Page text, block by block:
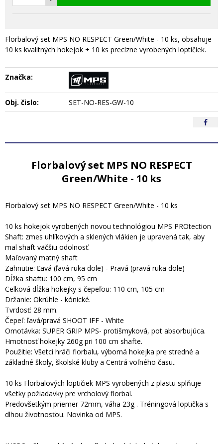
Florbalový set MPS NO RESPECT Green/White - 10 ks, obsahuje
10 ks kvalitných hokejok + 10 ks precízne vyrobených loptičiek.
Značka:
Obj. čislo: SET-NO-RES-GW-10
Florbalový set MPS NO RESPECT
Green/White - 10 ks
Florbalový set MPS NO RESPECT Green/White - 10 ks
10 ks hokejok vyrobených novou technológiou MPS PROtection
Shaft: zmes uhlíkových a sklených vlákien je upravená tak, aby
mal shaft väčšiu odolnosť.
Maľovaný matný shaft
Zahnutie: Ľavá (ľavá ruka dole) - Pravá (pravá ruka dole)
Dĺžka shaftu: 100 cm, 95 cm
Celková dĺžka hokejky s čepeľou: 110 cm, 105 cm
Držanie: Okrúhle - kónické.
Tvrdosť: 28 mm.
Čepeľ: ľavá/pravá SHOOT IFF - White
Omotávka: SUPER GRIP MPS- protišmyková, pot absorbujúca.
Hmotnosť hokejky 260g pri 100 cm shafte.
Použitie: Všetci hráči florbalu, výborná hokejka pre stredné a
základné školy, školské kluby a Centrá voľného času..
10 ks Florbalových loptičiek MPS vyrobených z plastu splňuje
všetky požiadavky pre vrcholový florbal.
Predovšetkým priemer 72mm, váha 23g . Tréningová loptička s
dlhou životnosťou. Novinka od MPS.